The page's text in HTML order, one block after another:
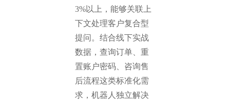
3%以上，能够关联上
下文处理客户复合型
提问。结合线下实战
数据，查询订单、重
置账户密码、咨询售
后流程这类标准化需
求，机器人独立解决